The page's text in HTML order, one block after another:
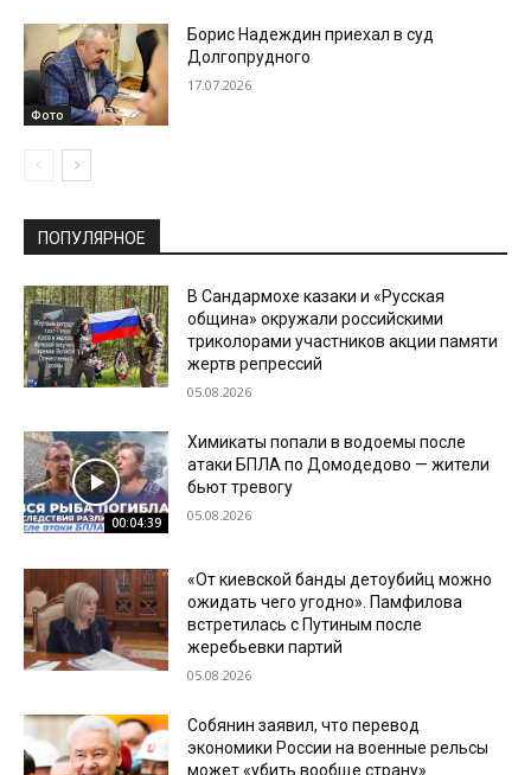
Фото
Борис Надеждин приехал в суд
Долгопрудного
17.07.2026
ПОПУЛЯРНОЕ
В Сандармохе казаки и «Русская
община» окружали российскими
триколорами участников акции памяти
жертв репрессий
05.08.2026
00:04:39
Химикаты попали в водоемы после
атаки БПЛА по Домодедово — жители
бьют тревогу
05.08.2026
«От киевской банды детоубийц можно
ожидать чего угодно». Памфилова
встретилась с Путиным после
жеребьевки партий
05.08.2026
Собянин заявил, что перевод
экономики России на военные рельсы
может «убить вообще страну»